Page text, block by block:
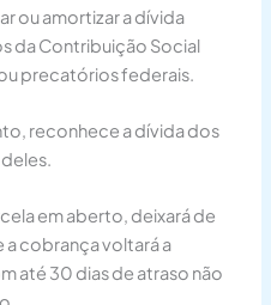
ou amortizar a dívida
da Contribuição Social
precatóriosfederais.
reconhece a dívida dos
em aberto, deixará de
cobrança voltará a
até 30 dias de atraso não